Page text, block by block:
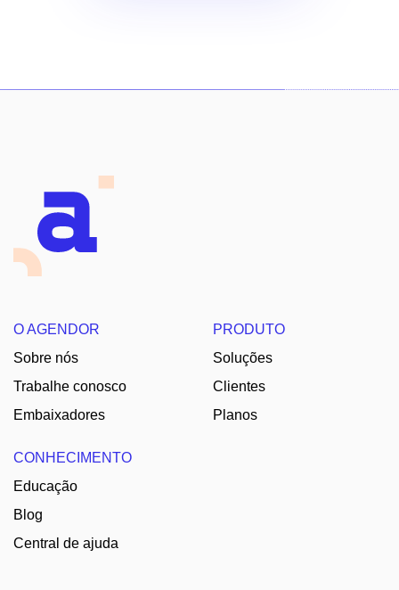
O AGENDOR
Sobre nós
Trabalhe conosco
Embaixadores
PRODUTO
Soluções
Clientes
Planos
CONHECIMENTO
Educação
Blog
Central de ajuda